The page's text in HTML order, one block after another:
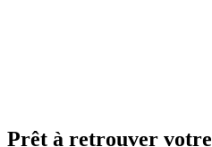
Prêt à retrouver votre